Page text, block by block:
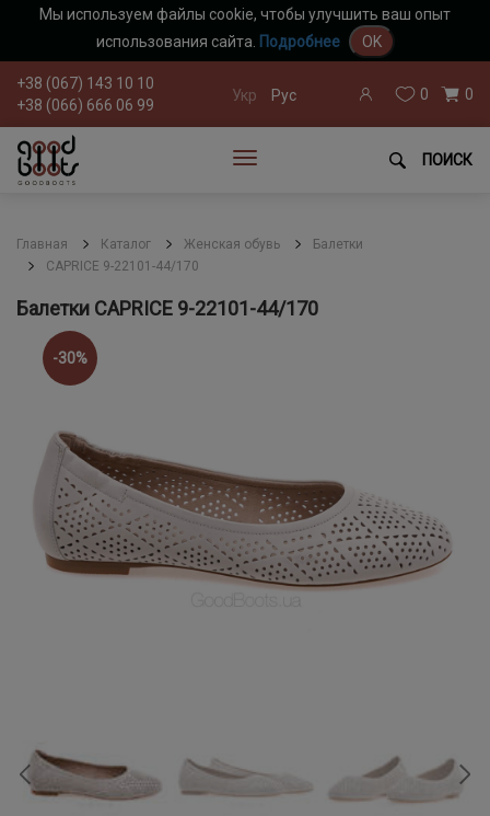
Мы используем файлы cookie, чтобы улучшить ваш опыт
использования сайта. Подробнее OK
+38 (067) 143 10 10
+38 (066) 666 06 99
Укр Рус 0 0
ПОИСК
Главная Каталог Женская обувь
Балетки
CAPRICE 9-22101-44/170
Балетки CAPRICE 9-22101-44/170
-30%